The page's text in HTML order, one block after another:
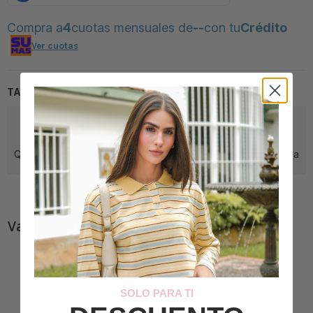
Compra a4cuotas mensuales de--con tuCrédito
Ver cuotas
TALLA Y FIT
¿Cómo viene la prenda?
Queda ajustada Literal la talla Queda amplia
Valoración de los clientes
SOLO PARA TI